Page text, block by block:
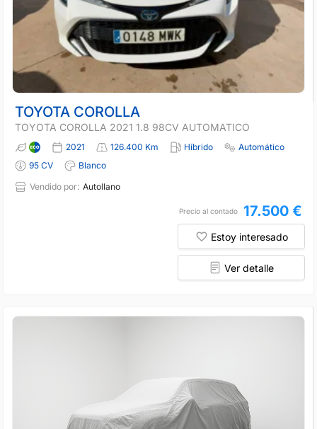
TOYOTA COROLLA
TOYOTA COROLLA 2021 1.8 98CV AUTOMATICO
2021 126.400 Km Híbrido
Automático
95 CV
Blanco
Vendido por: Autollano
Precio al contado 17.500 €
Estoy interesado
Ver detalle